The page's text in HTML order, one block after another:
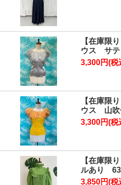
【在庫限
ウス サテ
3,300円(税
【在庫限
ウス 山吹
3,300円(税
【在庫限
ルあり 63
3,850円(税